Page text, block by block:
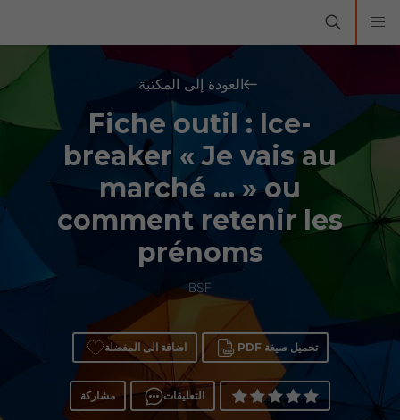
العودة إلى المكتبة
Fiche outil : Ice-
breaker « Je vais au
marché … » ou
comment retenir les
prénoms
BSF
تحميل صيغة PDF اضافة الى المفضلة
التعليقات مشاركة